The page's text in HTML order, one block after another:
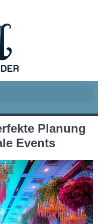
Planung
Events